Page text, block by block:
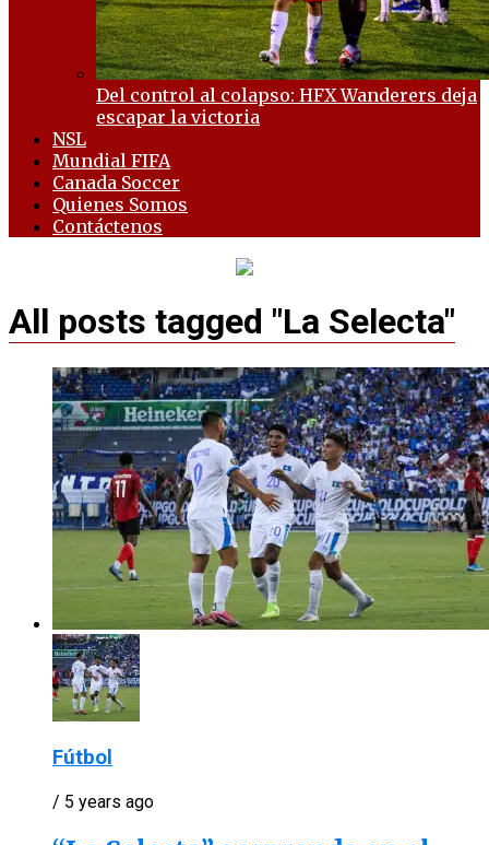
Del control al colapso: HFX Wanderers deja
escapar la victoria
NSL
Mundial FIFA
Canada Soccer
Quienes Somos
Contáctenos
All posts tagged "La Selecta"
Fútbol
/ 5 years ago